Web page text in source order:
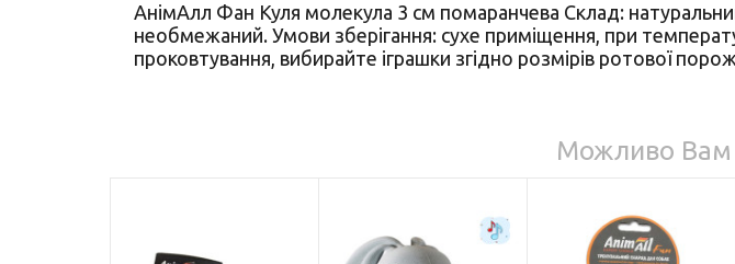
АнімАлл Фан Куля молекула 3 см помаранчева Склад:
необмежаний. Умови зберігання: сухе приміщення, при
проковтування, вибирайте іграшки згідно розмірів ротової
Можливо Вам